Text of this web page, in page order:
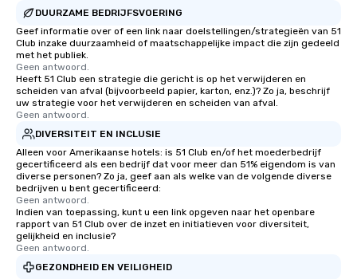
DUURZAME BEDRIJFSVOERING
Geef informatie over of een link naar doelstellingen/strategieën van 51
Club inzake duurzaamheid of maatschappelijke impact die zijn gedeeld
met het publiek.
Geen antwoord.
Heeft 51 Club een strategie die gericht is op het verwijderen en
scheiden van afval (bijvoorbeeld papier, karton, enz.)? Zo ja, beschrijf
uw strategie voor het verwijderen en scheiden van afval.
Geen antwoord.
DIVERSITEIT EN INCLUSIE
Alleen voor Amerikaanse hotels: is 51 Club en/of het moederbedrijf
gecertificeerd als een bedrijf dat voor meer dan 51% eigendom is van
diverse personen? Zo ja, geef aan als welke van de volgende diverse
bedrijven u bent gecertificeerd:
Geen antwoord.
Indien van toepassing, kunt u een link opgeven naar het openbare
rapport van 51 Club over de inzet en initiatieven voor diversiteit,
gelijkheid en inclusie?
Geen antwoord.
GEZONDHEID EN VEILIGHEID